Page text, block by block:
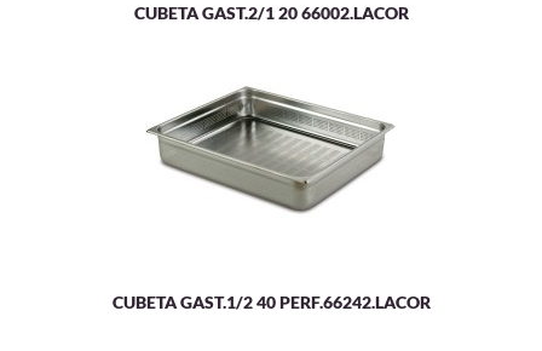
CUBETA GAST.2/1 20 66002.LACOR
CUBETA GAST.1/2 40 PERF.66242.LACOR